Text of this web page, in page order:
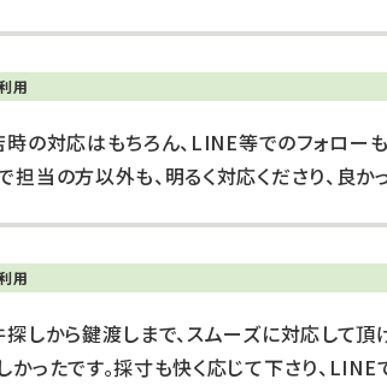
用
の対応はもちろん、LINE等でのフォロー
担当の方以外も、明るく対応くださり、良か
用
しから鍵渡しまで、スムーズに対応して頂
かったです。採寸も快く応じて下さり、